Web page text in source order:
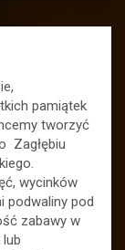
pamiątek
tworzyć
Zagłębiu
wycinków
podwaliny pod
zabawy w